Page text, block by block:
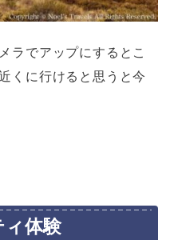
ラでアップにするとこ
くに行けると思うと今
ィ体験